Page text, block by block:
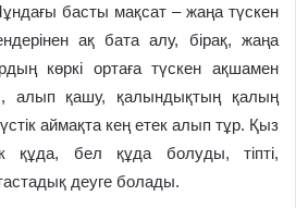
басты мақсат – жаңа түскен
ақ бата алу, бірақ, жаңа
көркі ортаға түскен ақшамен
алып қашу, қалындықтың қалың
аймақта кең етек алып тұр. Қыз
құда, бел құда болуды, тіпті,
деуге болады.